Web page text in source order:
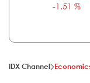
-1.51 %
IDX Channel